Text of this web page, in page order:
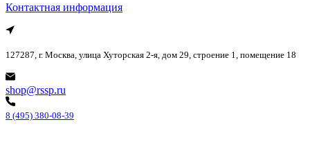
Контактная информация
127287, г. Москва, улица Хуторская 2-я, дом 29, строение 1, помещение 18
shop@rssp.ru
8 (495) 380-08-39